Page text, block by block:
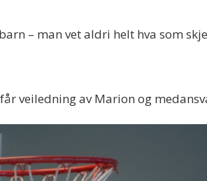
– man vet aldri helt hva som
veiledning av Marion og